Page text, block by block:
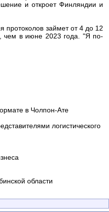
и откроет Финляндии и
займет от 4 до 12
чем в июне 2023 года. "Я по-
в Чолпон-Ате
логистического
области